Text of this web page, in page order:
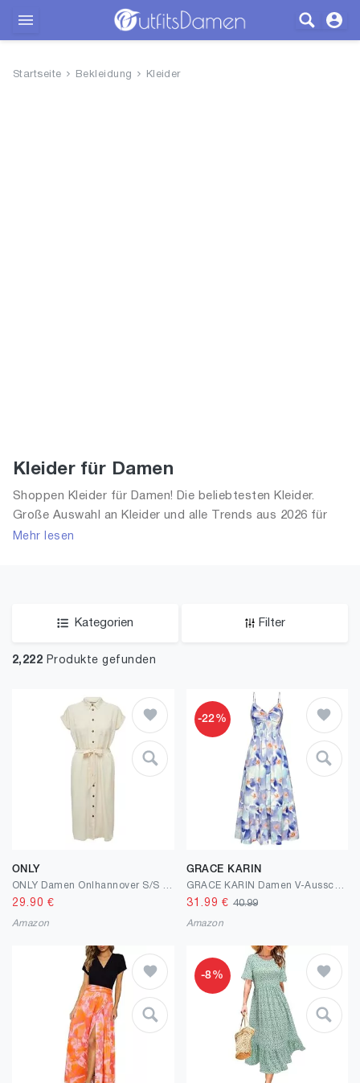
Startseite Bekleidung Kleider
Kleider für Damen
Shoppen Kleider für Damen! Die beliebtesten Kleider.
Große Auswahl an Kleider und alle Trends aus 2026 für
Frauen!
Mehr lesen
Kategorien Filter
2,222 Produkte gefunden
ONLY
29.90 €
Amazon
-22%
GRACE KARIN
31.99 € 40.99
Amazon
-8%